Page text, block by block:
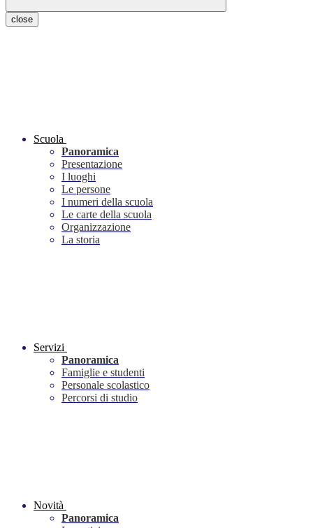
close
Scuola
Panoramica
Presentazione
I luoghi
Le persone
I numeri della scuola
Le carte della scuola
Organizzazione
La storia
Servizi
Panoramica
Famiglie e studenti
Personale scolastico
Percorsi di studio
Novità
Panoramica